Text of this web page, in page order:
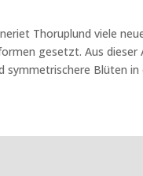
Thoruplund viele
gesetzt. Aus dieser
Blüten